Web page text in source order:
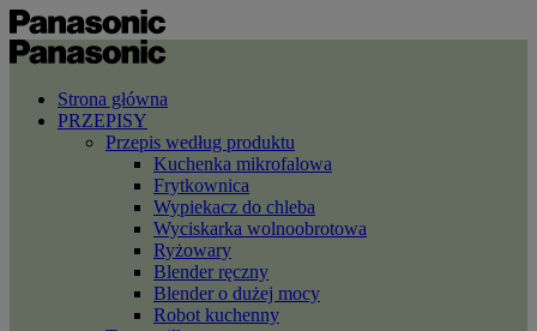
Strona główna
PRZEPISY
Przepis według produktu
Kuchenka mikrofalowa
Frytkownica
Wypiekacz do chleba
Wyciskarka wolnoobrotowa
Ryżowary
Blender ręczny
Blender o dużej mocy
Robot kuchenny